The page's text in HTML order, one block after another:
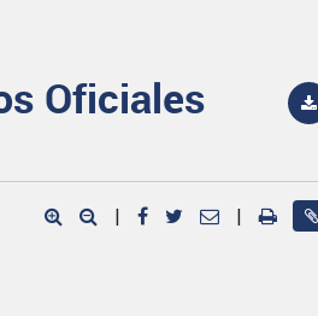
Oficiales
| |